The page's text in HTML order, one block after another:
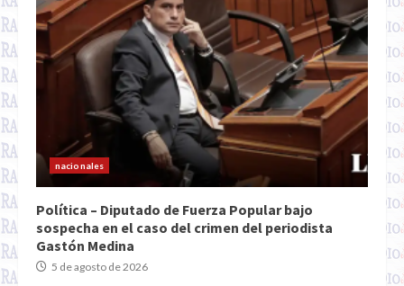
nacionales
Política – Diputado de Fuerza Popular bajo
sospecha en el caso del crimen del periodista
Gastón Medina
5 de agosto de 2026